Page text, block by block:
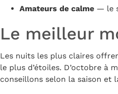
Amateurs de calme — le
Le meilleur
Les nuits les plus claires
le plus d’étoiles. D’octobre à
conseillons selon la saison et